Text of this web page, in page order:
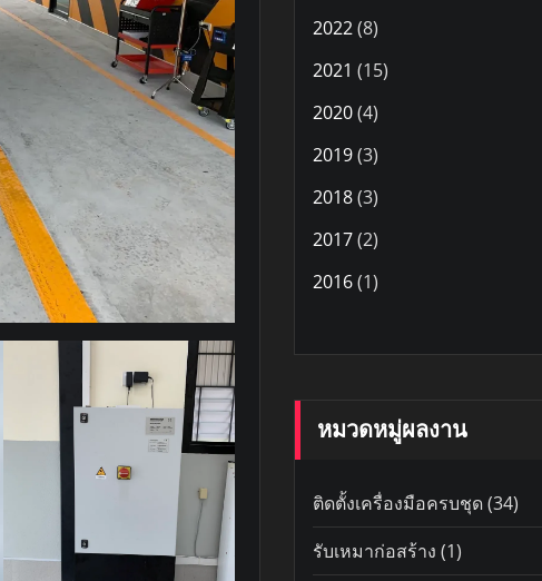
2022(8)
2021 (15)
2020(4)
2019(3)
2018(3)
2017(2)
2016(1)
หมวดหมู่ผลงาน
ติดตั้งเครื่องมือครบชุด(34)
รับเหมาก่อสร้าง (1)